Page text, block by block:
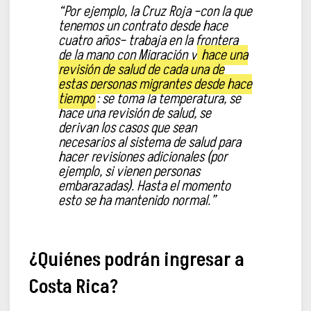
“Por ejemplo, la Cruz Roja –con la que
tenemos un contrato desde hace
cuatro años– trabaja en la frontera
de la mano con Migración y hace una
revisión de salud de cada una de
estas personas migrantes desde hace
tiempo: se toma la temperatura, se
hace una revisión de salud, se
derivan los casos que sean
necesarios al sistema de salud para
hacer revisiones adicionales (por
ejemplo, si vienen personas
embarazadas). Hasta el momento
esto se ha mantenido normal.”
¿Quiénes podrán ingresar a
Costa Rica?